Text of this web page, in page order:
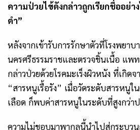
ความป่วยไข้ดังกล่าวถูกเรียกชื่ออย่า
ดำ”
หลังจากเข้ารับการรักษาตัวที่โรงพยาบ
นครศรีธรรมราชและตรวจชิ้นเนื้อ แพ
กล่าวป่วยด้วยโรคมะเร็งผิวหนัง ที่เกิด
“สารหนูเรื้อรัง” เมื่อวัดระดับสารหนูใ
เลือด ก็พบค่าสารหนูในระดับที่สูงกว่า
ความไม่ชอบมาพากลนี้นำไปสู่กระบว